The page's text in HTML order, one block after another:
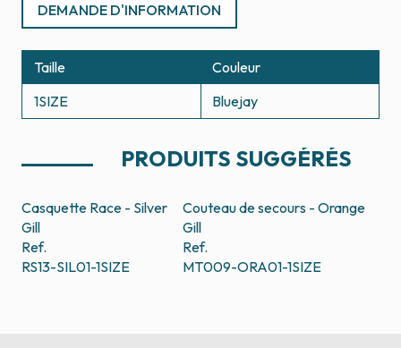
Taille
1SIZE
Couleur
Bluejay
DEMANDE D'INFORMATION
PRODUITS SUGGÉRÉS
Casquette Race - Silver
Gill
Ref.
RS13-SIL01-1SIZE
Couteau de secours - Orange
Gill
Ref.
MT009-ORA01-1SIZE